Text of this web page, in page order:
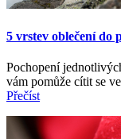
5 vrstev oblečení do
Pochopení
vám pomůže cítit se
Přečíst